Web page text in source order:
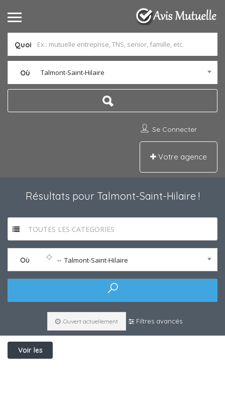
Quoi
Où Talmont-Saint-Hilaire
Se Connecter
Votre agence
Résultats pour Talmont-Saint-Hilaire!
TOUTES LES CATEGORIES
Où -- Talmont-Saint-Hilaire
Ouvert actuellement Filtres avancés
Voir les